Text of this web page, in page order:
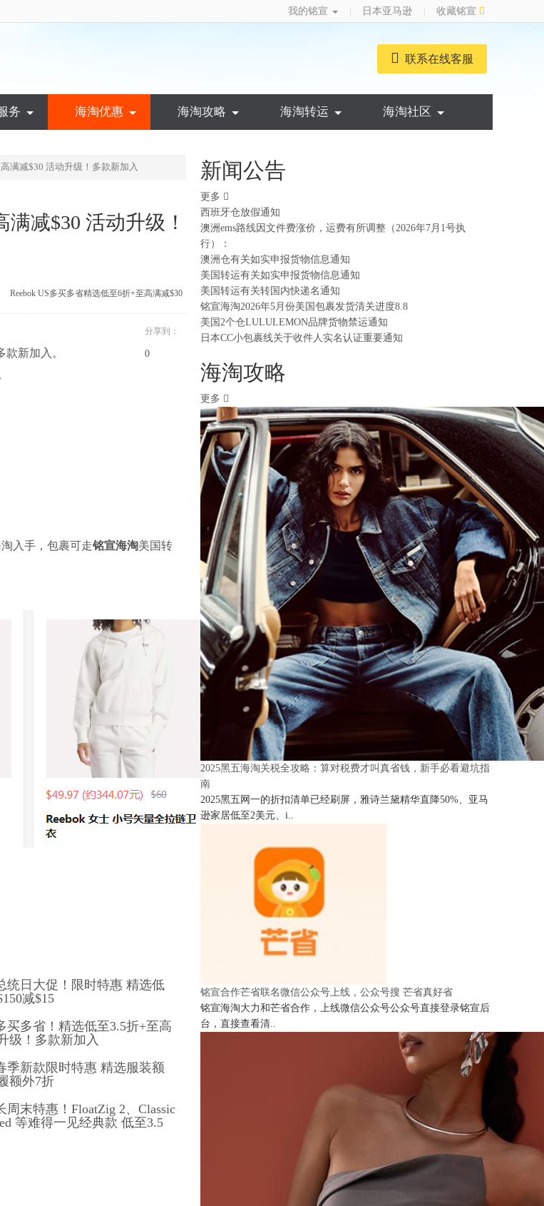
我的铭宣 日本亚马逊
收藏铭宣
联系在线客服
务 海淘优惠 海淘攻略 海淘转运 海淘社区
满减$30 活动升级！多款新加入
减$30 活动升级！
Reebok US多买多省精选低至6折+至高满减$30
分享到：
0
新加入。
入手，包裹可走铭宣海淘美国转
统日大促！限时特惠 精选低
减$15
买多省！精选低至3.5折+至高
级！多款新加入
季新款限时特惠 精选服装额
额外7折
周末特惠！FloatZig 2、Classic
等难得一见经典款 低至3.5
新闻公告
更多
西班牙仓放假通知
澳洲ems路线因文件费涨价，运费有所调整（2026年7月1号执
行）：
澳洲仓有关如实申报货物信息通知
美国转运有关如实申报货物信息通知
美国转运有关转国内快递名通知
铭宣海淘2026年5月份美国包裹发货清关进度8.8
美国2个仓LULULEMON品牌货物禁运通知
日本CC小包裹线关于收件人实名认证重要通知
海淘攻略
更多
2025黑五海淘关税全攻略：算对税费才叫真省钱，新手必看避坑指
南
2025黑五网一的折扣清单已经刷屏，雅诗兰黛精华直降50%、亚马
逊家居低至2美元、i..
铭宣合作芒省联名微信公众号上线，公众号搜 芒省真好省
铭宣海淘大力和芒省合作，上线微信公众号公众号直接登录铭宣后
台，直接查看清..